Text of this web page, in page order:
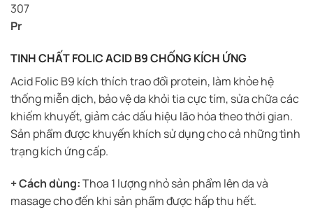
307
Pr
TINH CHẤT FOLIC ACID B9 CHỐNG KÍCH ỨNG
Acid Folic B9 kích thích trao đổi protein, làm khỏe hệ
thống miễn dịch, bảo vệ da khỏi tia cực tím, sửa chữa các
khiếm khuyết, giảm các dấu hiệu lão hóa theo thời gian.
Sản phẩm được khuyến khích sử dụng cho cả những tình
trạng kích ứng cấp.
+ Cách dùng:Thoa 1 lượng nhỏ sản phẩm lên da và
masage cho đến khi sản phẩm được hấp thu hết.